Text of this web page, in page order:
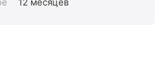
12 месяцев